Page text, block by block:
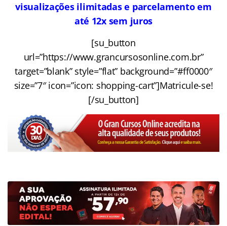
visualizações ilimitadas e parcelamento em
até 12x sem juros
[su_button
url=”https://www.grancursosonline.com.br”
target=”blank” style=”flat” background=”#ff0000″
size=”7″ icon=”icon: shopping-cart”]Matricule-se!
[/su_button]